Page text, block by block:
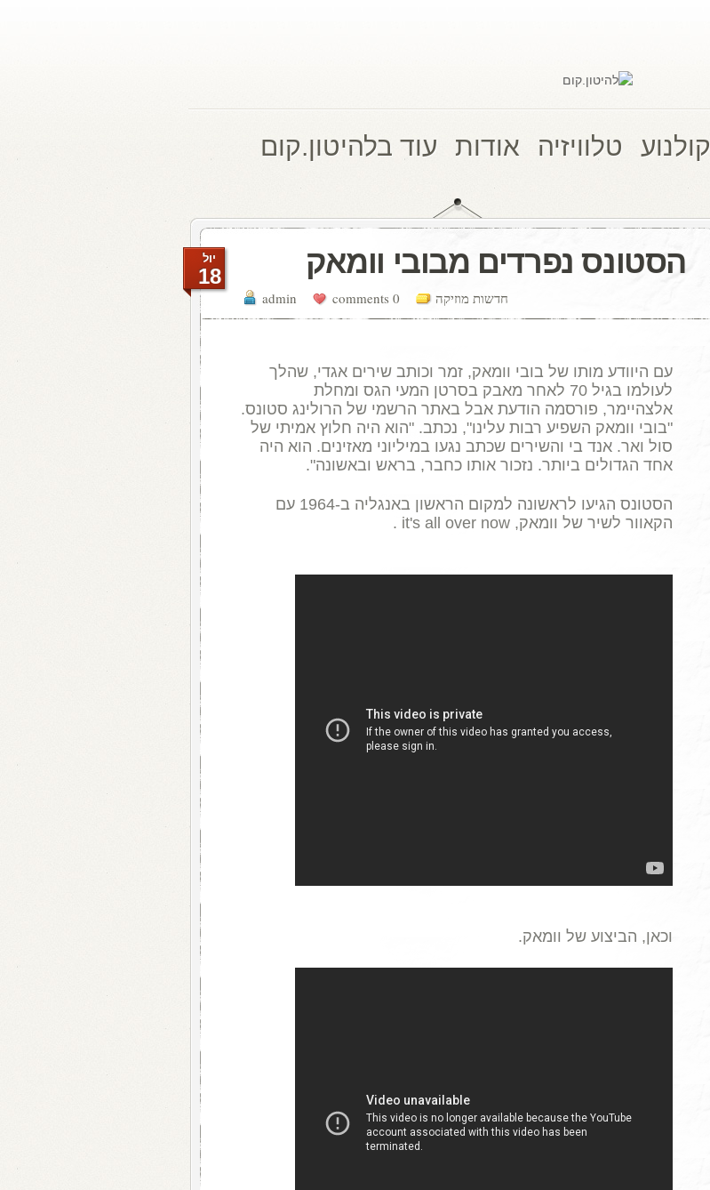
קולנוע טלוויזיה אודות עוד בלהיטון.קום
הסטונס נפרדים מבובי וומאק
admin 0 comments חדשות מוזיקה
יול
18
עם היוודע מותו של בובי וומאק, זמר וכותב שירים אגדי, שהלך
לעולמו בגיל 70 לאחר מאבק בסרטן המעי הגס ומחלת
אלצהיימר, פורסמה הודעת אבל באתר הרשמי של הרולינג סטונס.
"בובי וומאק השפיע רבות עלינו", נכתב. "הוא היה חלוץ אמיתי של
סול ואר. אנד בי והשירים שכתב נגעו במיליוני מאזינים. הוא היה
אחד הגדולים ביותר. נזכור אותו כחבר, בראש ובאשונה".
הסטונס הגיעו לראשונה למקום הראשון באנגליה ב-1964
עם
הקאוור לשיר של וומאק,
it's all over now
.
וכאן, הביצוע של וומאק.